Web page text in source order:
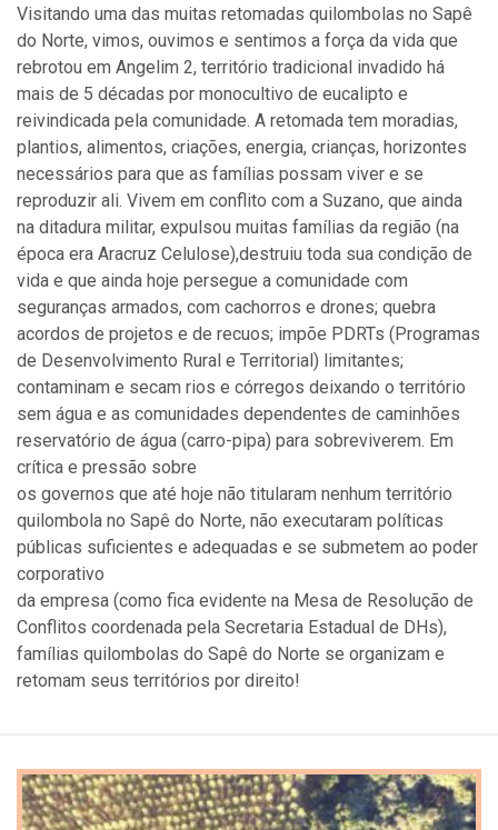
Visitando uma das muitas retomadas quilombolas no Sapê
do Norte, vimos, ouvimos e sentimos a força da vida que
rebrotou em Angelim 2, território tradicional invadido há
mais de 5 décadas por monocultivo de eucalipto e
reivindicada pela comunidade. A retomada tem moradias,
plantios, alimentos, criações, energia, crianças, horizontes
necessários para que as famílias possam viver e se
reproduzir ali. Vivem em conflito com a Suzano, que ainda
na ditadura militar, expulsou muitas famílias da região (na
época era Aracruz Celulose),destruiu toda sua condição de
vida e que ainda hoje persegue a comunidade com
seguranças armados, com cachorros e drones; quebra
acordos de projetos e de recuos; impõe PDRTs (Programas
de Desenvolvimento Rural e Territorial) limitantes;
contaminam e secam rios e córregos deixando o território
sem água e as comunidades dependentes de caminhões
reservatório de água (carro-pipa) para sobreviverem. Em
crítica e pressão sobre
os governos que até hoje não titularam nenhum território
quilombola no Sapê do Norte, não executaram políticas
públicas suficientes e adequadas e se submetem ao poder
corporativo
da empresa (como fica evidente na Mesa de Resolução de
Conflitos coordenada pela Secretaria Estadual de DHs),
famílias quilombolas do Sapê do Norte se organizam e
retomam seus territórios por direito!